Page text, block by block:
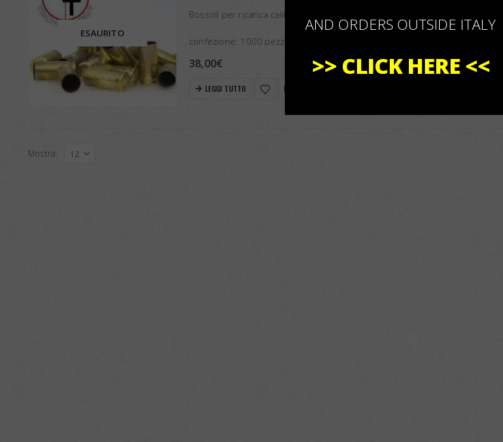
ESAURITO
Bossoli per ricarica calibro 9×21 non lavati/decapsulati
confezione: 1000 pezzi in sacchetto di polipropilene
38,00€
LEGGI TUTTO
Mostra:
AND ORDERS OUTSIDE ITALY
>> CLICK HERE<<